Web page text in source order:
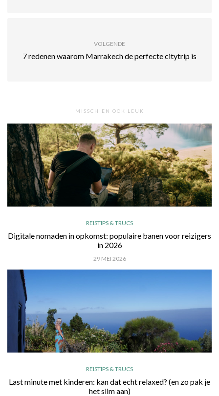
VOLGENDE
7 redenen waarom Marrakech de perfecte citytrip is
MISSCHIEN OOK LEUK
REISTIPS & TRUCS
Digitale nomaden in opkomst: populaire banen voor reizigers
in 2026
29 MEI 2026
REISTIPS & TRUCS
Last minute met kinderen: kan dat echt relaxed? (en zo pak je
het slim aan)